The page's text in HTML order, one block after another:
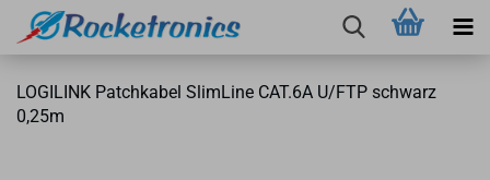
LO­GI­LINK Patch­ka­bel Slim­Li­ne CAT.6A U/FTP schwarz
0,25m